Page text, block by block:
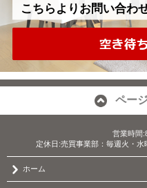
こちらよりお問い合わ
ペー
営業時間
定休日:売買事業部：毎週火・
ホーム